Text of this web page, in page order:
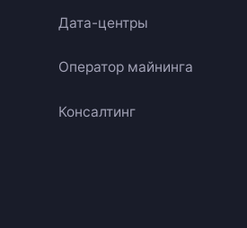
Дата-центры
Оператор майнинга
Консалтинг